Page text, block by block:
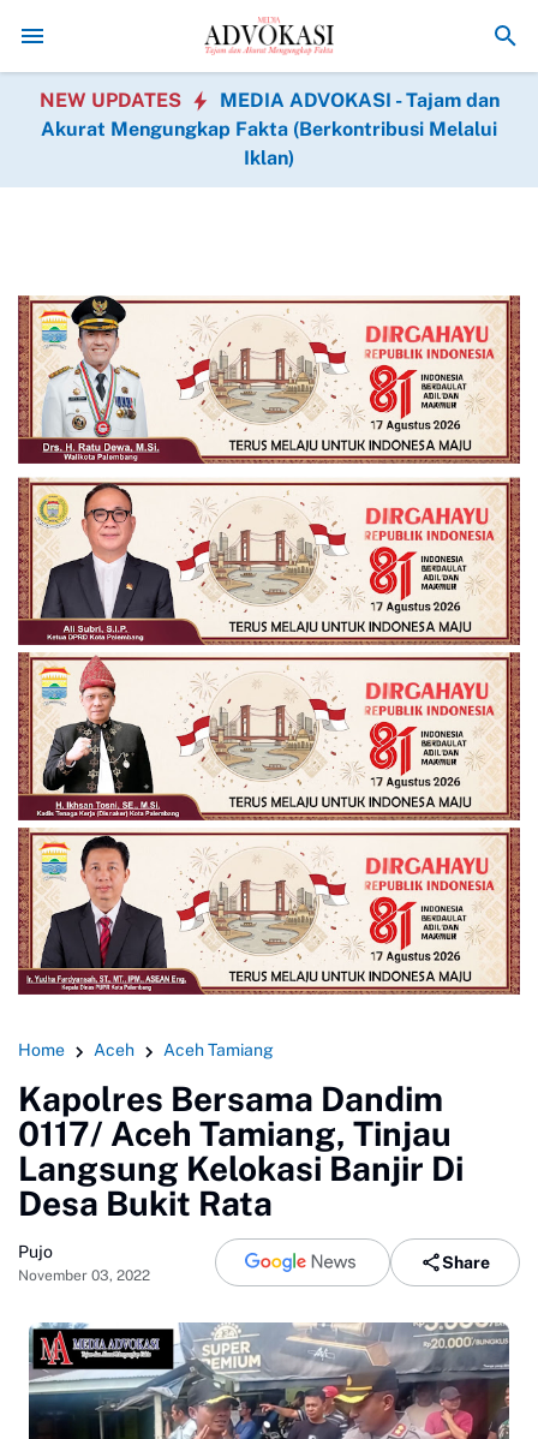
Cerahnya Hari Hari Gompyong Secerah
NEW UPDATES
MEDIA ADVOKASI - Tajam dan
Akurat Mengungkap Fakta (Berkontribusi Melalui
Iklan)
Home Aceh Aceh Tamiang
Kapolres Bersama Dandim
0117/ Aceh Tamiang, Tinjau
Langsung Kelokasi Banjir Di
Desa Bukit Rata
Pujo
November 03, 2022
Share